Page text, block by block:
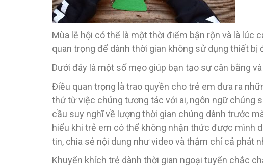
Mùa lễ hội có thể là một thời điểm bận rộn và là lúc
quan trọng để dành thời gian không sử dụng thiết bị
Dưới đây là một số mẹo giúp bạn tạo sự cân bằng
Điều quan trọng là trao quyền cho trẻ em đưa ra
thứ từ việc chúng tương tác với ai, ngôn ngữ chúng
cầu suy nghĩ về lượng thời gian chúng dành trước
hiểu khi trẻ em có thể không nhận thức được mình
tin, chia sẻ nội dung như video và thậm chí cả phát
Khuyến khích trẻ dành thời gian ngoại tuyến chắc